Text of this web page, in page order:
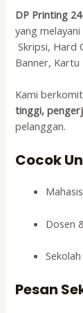
DP Printing 24
yang
Skripsi, Hard
Banner, Kartu
Kami
tinggi,
pelanggan.
Cocok
Dosen
Pesan